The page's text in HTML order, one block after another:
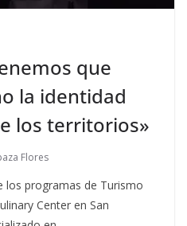
que
la identidad
los territorios»
Flores
los programas de Turismo
Center en San